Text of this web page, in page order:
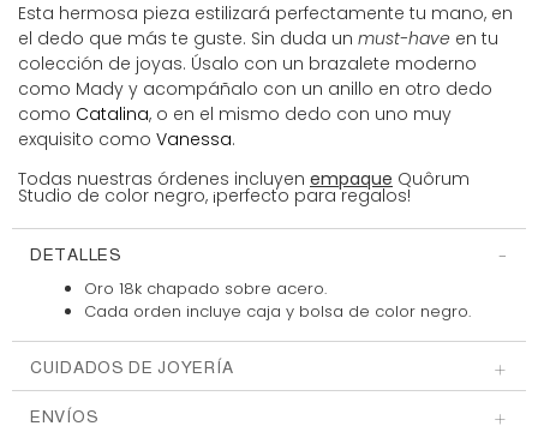
Esta hermosa pieza estilizará perfectamente tu mano, en
el dedo que más te guste. Sin duda un must-have en tu
colección de joyas. Úsalo con un brazalete moderno
como Mady y acompáñalo con un anillo en otro dedo
como Catalina, o en el mismo dedo con uno muy
exquisito como Vanessa.
Todas nuestras órdenes incluyen empaque Quôrum
Studio de color negro, ¡perfecto para regalos!
DETALLES
Oro 18k chapado sobre acero.
Cada orden incluye caja y bolsa de color negro.
CUIDADOS DE JOYERÍA
ENVÍOS